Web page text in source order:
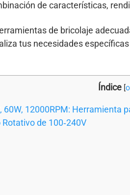
de características,
de bricolaje
tus necesidades
Índice [
60W, 12000RPM:
de 100‑240V